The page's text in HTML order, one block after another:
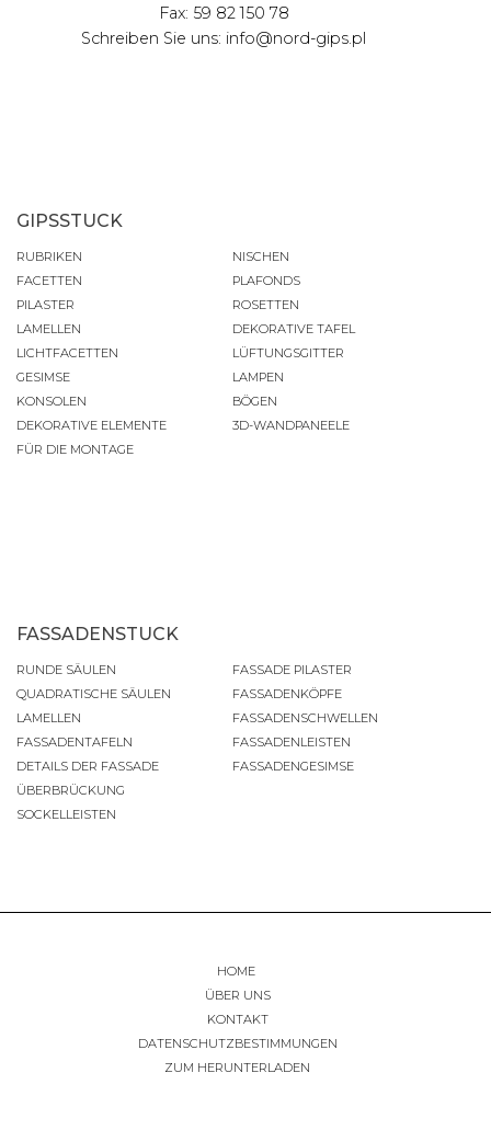
Fax: 59 82 150 78
Schreiben Sie uns: info@nord-gips.pl
GIPSSTUCK
RUBRIKEN
FACETTEN
PILASTER
LAMELLEN
LICHTFACETTEN
GESIMSE
KONSOLEN
DEKORATIVE ELEMENTE
FÜR DIE MONTAGE
NISCHEN
PLAFONDS
ROSETTEN
DEKORATIVE TAFEL
LÜFTUNGSGITTER
LAMPEN
BÖGEN
3D-WANDPANEELE
FASSADENSTUCK
RUNDE SÄULEN
QUADRATISCHE SÄULEN
LAMELLEN
FASSADENTAFELN
DETAILS DER FASSADE
ÜBERBRÜCKUNG
SOCKELLEISTEN
FASSADE PILASTER
FASSADENKÖPFE
FASSADENSCHWELLEN
FASSADENLEISTEN
FASSADENGESIMSE
HOME
ÜBER UNS
KONTAKT
DATENSCHUTZBESTIMMUNGEN
ZUM HERUNTERLADEN